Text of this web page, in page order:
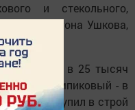
и стекольного,
Капитона Ушкова,
в 25 тысяч
хромпиковый - в
вступил в строй